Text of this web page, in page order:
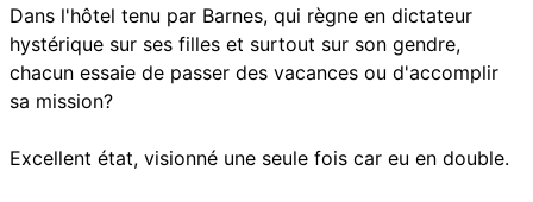
Dans l'hôtel tenu par Barnes, qui règne en dictateur
hystérique sur ses filles et surtout sur son gendre,
chacun essaie de passer des vacances ou d'accomplir
sa mission?
Excellent état, visionné une seule fois car eu en double.